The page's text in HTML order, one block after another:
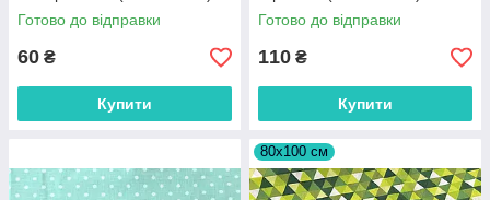
Готово до відправки
60 ₴
Купити
Готово до відправки
110 ₴
Купити
80х100 см